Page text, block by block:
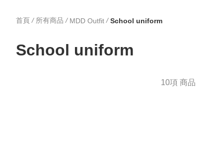
首頁 / 所有商品 / MDD Outfit / School uniform
School uniform
10項 商品